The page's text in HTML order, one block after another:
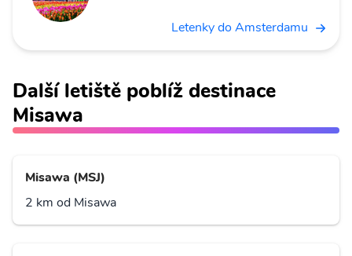
Letenky do Amsterdamu
Další letiště poblíž destinace
Misawa
Misawa (MSJ)
2 km od Misawa